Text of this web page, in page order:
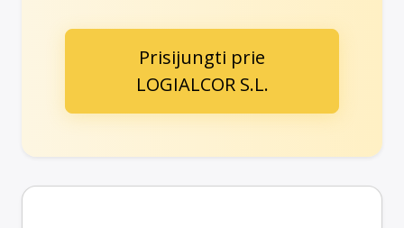
Prisijungti prie
LOGIALCOR S.L.